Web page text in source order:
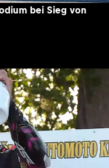
bei Sieg von